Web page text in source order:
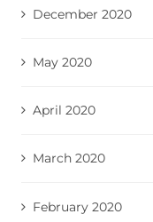
a
i
n
December 2020
May 2020
April 2020
March 2020
February 2020